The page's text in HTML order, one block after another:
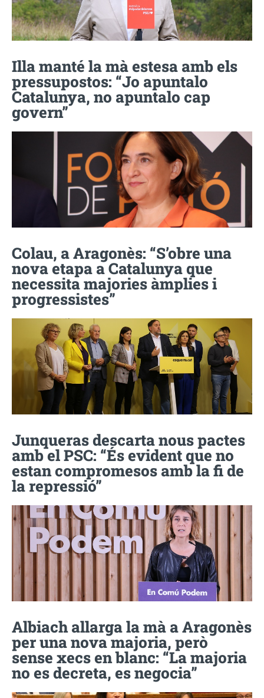
Illa manté la mà estesa amb els
pressupostos: “Jo apuntalo
Catalunya, no apuntalo cap
govern”
Colau, a Aragonès: “S’obre una
nova etapa a Catalunya que
necessita majories àmplies i
progressistes”
Junqueras descarta nous pactes
amb el PSC: “És evident que no
estan compromesos amb la fi de
la repressió”
Albiach allarga la mà a Aragonès
per una nova majoria, però
sense xecs en blanc: “La majoria
no es decreta, es negocia”